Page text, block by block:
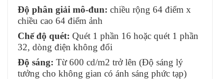
Độ phân giải mô-đun: chiều rộng 64 điểm x
chiều cao 64 điểm ảnh
Chế độ quét: Quét 1 phần 16 hoặc quét 1 phần
32, dòng điện không đổi
Độ sáng: Từ 600 cd/m2 trở lên (Độ sáng lý
tưởng cho không gian có ánh sáng phức tạp)